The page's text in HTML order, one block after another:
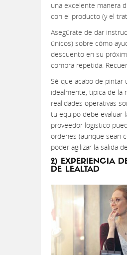
una excelente manera
con el producto (y el
Asegúrate de dar
únicos) sobre cómo
descuento en su
compra repetida.
Sé que acabo de pintar
idealmente, tipica de la
realidades operativas
tu equipo debe evaluar
proveedor logistico
ordenes (aunque sean
poder agilizar la salida
2) EXPERIENCIA
DE LEALTAD